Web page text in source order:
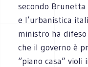
secondo
e l’urbanistica
ministro ha
che il governo è
“piano casa”